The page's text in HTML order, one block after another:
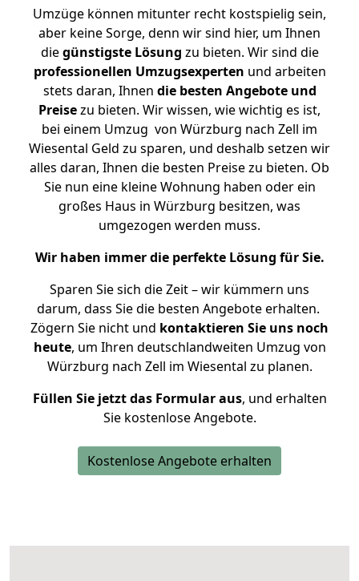
Umzüge können mitunter recht kostspielig sein,
aber keine Sorge, denn wir sind hier, um Ihnen
diegünstigste Lösung zu bieten. Wir sind die
professionellen Umzugsexperten und arbeiten
stets daran, Ihnen die besten Angebote und
Preisezu bieten. Wir wissen, wie wichtig es ist,
bei einem Umzug von Würzburg nach Zell im
Wiesental Geld zu sparen, und deshalb setzen wir
alles daran, Ihnen die besten Preise zu bieten. Ob
Sie nun eine kleine Wohnung haben oder ein
großes Haus in Würzburg besitzen, was
umgezogen werden muss.
Wir haben immer die perfekte Lösung für Sie.
Sparen Sie sich die Zeit – wir kümmern uns
darum, dass Sie die besten Angebote erhalten.
Zögern Sie nicht und kontaktieren Sie uns noch
heute, um Ihren deutschlandweiten Umzug von
Würzburg nach Zell im Wiesental zu planen.
Füllen Sie jetzt das Formular aus, und erhalten
Sie kostenlose Angebote.
Kostenlose Angebote erhalten